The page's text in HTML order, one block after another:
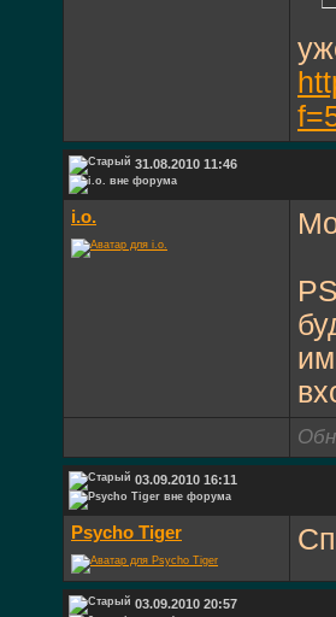
31.08.2010 11:46
i.o.
03.09.2010 16:11
Psycho Tiger
03.09.2010 20:57